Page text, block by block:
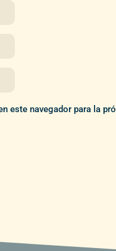
este navegador para la